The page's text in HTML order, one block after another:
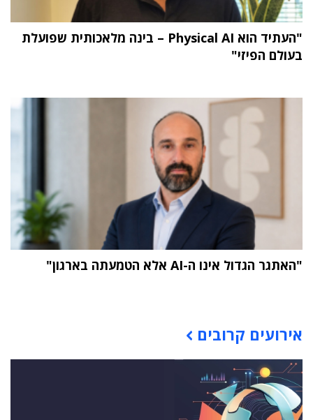
"העתיד הוא Physical AI – בינה מלאכותית שפועלת
בעולם הפיזי"
"האתגר הגדול אינו ה-AI אלא הטמעתה בארגון"
אירועים קרובים